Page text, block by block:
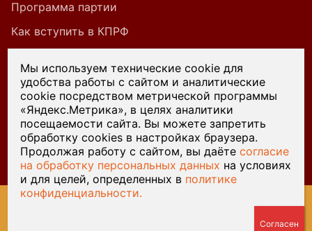
Программа партии
Как вступить в КПРФ
При цитировании или ином использовании
материалов, опубликованных на страницах
сайта kprf45.ru, ссылка на источник обязательна.
© 2026 Курганский обком КПРФ — Разработка сайтаВеб-
Мы используем технические cookie для
удобства работы с сайтом и аналитические
cookie посредством метрической программы
«Яндекс.Метрика», в целях аналитики
посещаемости сайта. Вы можете запретить
обработку cookies в настройках браузера.
Продолжая работу с сайтом, вы даётесогласие
на обработку персональных данных на условиях
и для целей, определенных в политике
конфиденциальности.